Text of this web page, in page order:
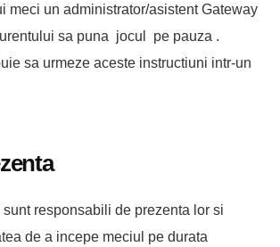
meci un administrator/asistent Gateway
sa puna jocul pe pauza .
sa urmeze aceste instructiuni intr-un
responsabili de prezenta lor si
de a incepe meciul pe durata